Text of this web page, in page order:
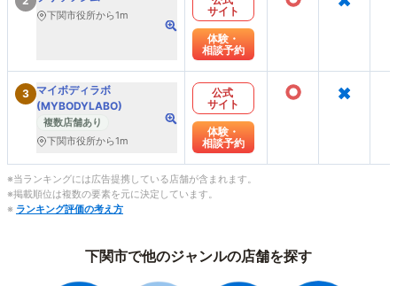
下関市役所から1m
サイト
体験・
相談予約
3 マイボディラボ
(MYBODYLABO)
複数店舗あり
下関市役所から1m
公式
サイト
体験・
相談予約
○ ×
※当ランキングには広告提携している店舗が含まれます。
※掲載順位は複数の要素を元に決定しています。
※ ランキング評価の考え方
下関市で他のジャンルの店舗を探す